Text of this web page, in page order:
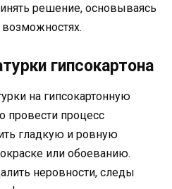
решение, основываясь
возможностях.
гипсокартона
на гипсокартонную
провести процесс
гладкую и ровную
или обоеванию.
неровности, следы